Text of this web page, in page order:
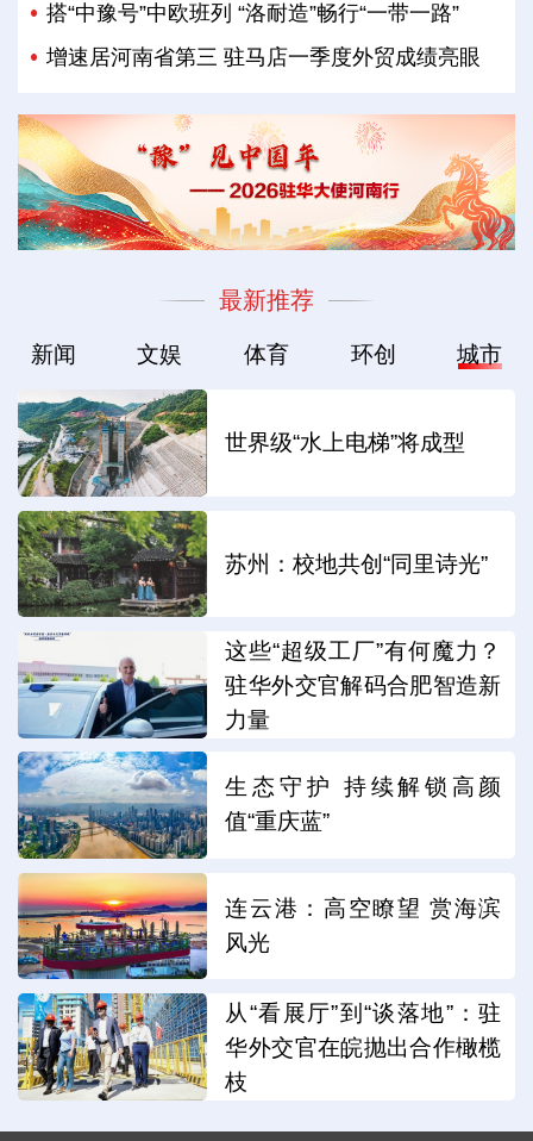
搭“中豫号”中欧班列 “洛耐造”畅行“一带一路”
增速居河南省第三 驻马店一季度外贸成绩亮眼
最新推荐
新闻 文娱 体育 环创 城市
世界级“水上电梯”将成型
苏州：校地共创“同里诗光”
这些“超级工厂”有何魔力？
驻华外交官解码合肥智造新
力量
生态守护 持续解锁高颜
值“重庆蓝”
连云港：高空瞭望 赏海滨
风光
从“看展厅”到“谈落地”：驻
华外交官在皖抛出合作橄榄
枝